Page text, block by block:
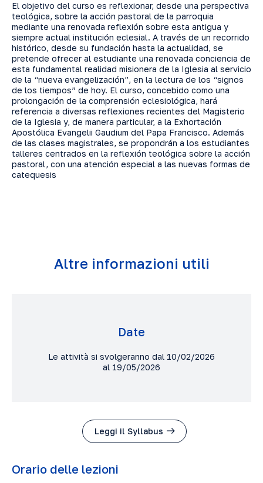
El objetivo del curso es reflexionar, desde una perspectiva
teológica, sobre la acción pastoral de la parroquia
mediante una renovada reflexión sobre esta antigua y
siempre actual institución eclesial. A través de un recorrido
histórico, desde su fundación hasta la actualidad, se
pretende ofrecer al estudiante una renovada conciencia de
esta fundamental realidad misionera de la Iglesia al servicio
de la “nueva evangelización”, en la lectura de los “signos
de los tiempos” de hoy. El curso, concebido como una
prolongación de la comprensión eclesiológica, hará
referencia a diversas reflexiones recientes del Magisterio
de la Iglesia y, de manera particular, a la Exhortación
Apostólica Evangelii Gaudium del Papa Francisco. Además
de las clases magistrales, se propondrán a los estudiantes
talleres centrados en la reflexión teológica sobre la acción
pastoral, con una atención especial a las nuevas formas de
catequesis
Altre informazioni utili
Date
Le attività si svolgeranno dal 10/02/2026
al 19/05/2026
Leggi il Syllabus
Orario delle lezioni